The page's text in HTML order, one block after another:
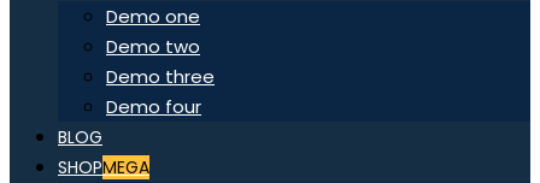
Demo one
Demo two
Demo three
Demo four
BLOG
SHOPMEGA